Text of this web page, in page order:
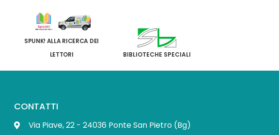
SPUNK! ALLA RICERCA DEI
LETTORI
BIBLIOTECHE SPECIALI
CONTATTI
Via Piave, 22 - 24036 Ponte San Pietro (Bg)